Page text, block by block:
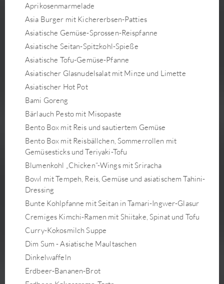
Aprikosenmarmelade
Asia Burger mit Kichererbsen-Patties
Asiatische Gemüse-Sprossen-Reispfanne
Asiatische Seitan-Spitzkohl-Spieße
Asiatische Tofu-Gemüse-Pfanne
Asiatischer Glasnudelsalat mit Minze und Limette
Asiatischer Hot Pot
Bami Goreng
Bärlauch Pesto mit Misopaste
Bento Box mit Reis und sautiertem Gemüse
Bento Box mit Reisbällchen, Sommerrollen mit
Gemüsesticks und Teriyaki-Tofu
Blumenkohl „Chicken“-Wings mit Sriracha
Bowl mit Tempeh, Reis, Gemüse und asiatischem Tahini-
Dressing
Bunte Kohlpfanne mit Seitan in Tamari-Ingwer-Glasur
Cremiges Kimchi-Ramen mit Shiitake, Spinat und Tofu
Curry-Kokosmilch Suppe
Dim Sum - Asiatische Maultaschen
Dinkelwaffeln
Erdbeer-Bananen-Brot